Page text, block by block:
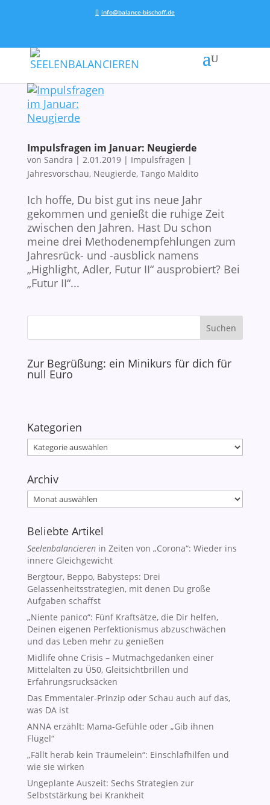
info@balance-bischoff.de
Impulsfragen im Januar: Neugierde
von Sandra | 2.01.2019| Impulsfragen |
Jahresvorschau, Neugierde, Tango Maldito
Ich hoffe, Du bist gut ins neue Jahr
gekommen und genießt die ruhige Zeit
zwischen den Jahren. Hast Du schon
meine drei Methodenempfehlungen zum
Jahresrück- und -ausblick namens
„Highlight, Adler, Futur II“ ausprobiert? Bei
„Futur II“...
Zur Begrüßung: ein Minikurs für dich für
null Euro
Kategorien
Kategorien
Archiv
Archiv
Beliebte Artikel
Seelenbalancierenin Zeiten von „Corona“: Wieder ins
innere Gleichgewicht
Bergtour, Beppo, Babysteps: Drei
Gelassenheitsstrategien, mit denen Du große
Aufgaben schaffst
„Niente panico“: Fünf Kraftsätze, die Dir helfen,
Deinen eigenen Perfektionismus abzuschwächen
und das Leben mehr zu genießen
Midlife ohne Crisis – Mutmachgedanken einer
Mittelalten zu Ü50, Gleitsichtbrillen und
Erfahrungsrucksäcken
Das Emmentaler-Prinzip oder Schau auch auf das,
was DA ist
ANNA erzählt: Mama-Gefühle oder „Gib ihnen
Flügel“
„Fällt herab kein Träumelein“: Einschlafhilfen und
wie sie wirken
Ungeplante Auszeit: Sechs Strategien zur
Selbststärkung bei Krankheit